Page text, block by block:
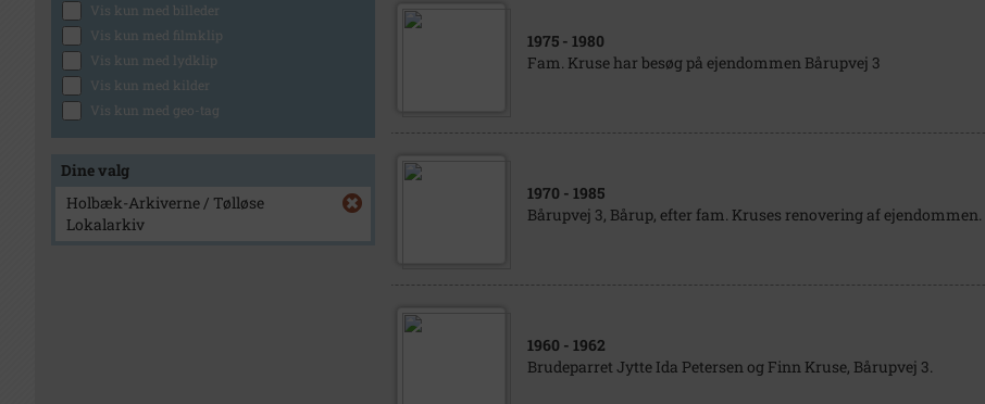
Vis kun med billeder
Vis kun med filmklip
Vis kun med lydklip
Vis kun med kilder
Vis kun med geo-tag
Dine valg
Holbæk-Arkiverne / Tølløse
Lokalarkiv
1975 - 1980
Fam. Kruse har besøg på ejendommen Bårupvej 3
1970 - 1985
Bårupvej 3, Bårup, efter fam. Kruses renovering af ejendommen.
1960 - 1962
Brudeparret Jytte Ida Petersen og Finn Kruse, Bårupvej 3.